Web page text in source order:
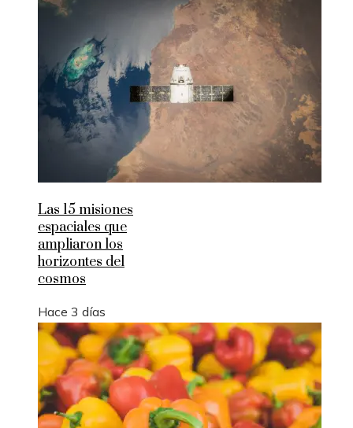
Las 15 misiones
espaciales que
ampliaron los
horizontes del
cosmos
Hace 3 días